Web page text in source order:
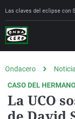
Las claves del eclipse con
Ondacero
CASO DEL
La UCO